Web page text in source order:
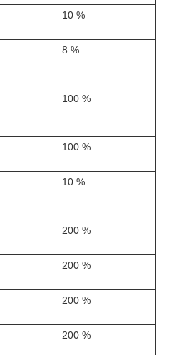
10 %
8 %
100 %
100 %
10 %
200 %
200 %
200 %
200 %